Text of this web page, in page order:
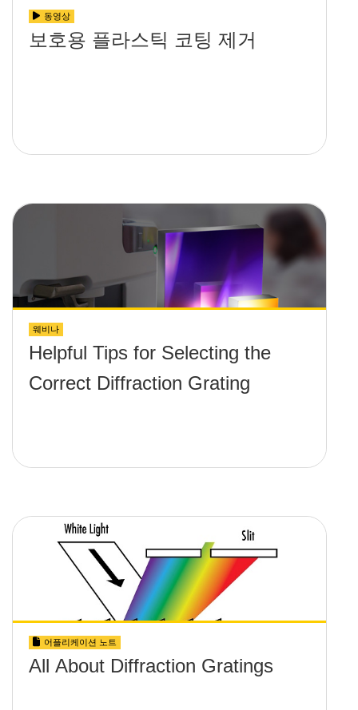
동영상
보호용 플라스틱 코팅 제거
웨비나
Helpful Tips for Selecting the
Correct Diffraction Grating
어플리케이션 노트
All About Diffraction Gratings